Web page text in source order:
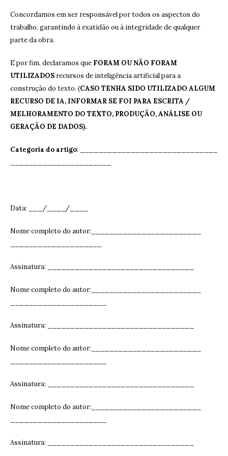
Concordamos em ser responsável por todos os aspectos do
trabalho, garantindo à exatidão ou à integridade de qualquer
parte da obra.
E por fim, declaramos que FORAM OU NÃO FORAM
UTILIZADOS recursos de inteligência artificial para a
construção do texto. (CASO TENHA SIDO UTILIZADO ALGUM
RECURSO DE IA, INFORMAR SE FOI PARA ESCRITA /
MELHORAMENTO DO TEXTO, PRODUÇÃO, ANÁLISE OU
GERAÇÃO DE DADOS).
Categoria do artigo: ______________________________
Data: ___/____/____
Nome completo do autor:________________________
Assinatura: ______________________________
Nome completo do autor:________________________
Assinatura: ______________________________
Nome completo do autor:________________________
Assinatura: ______________________________
Nome completo do autor:________________________
Assinatura: ______________________________